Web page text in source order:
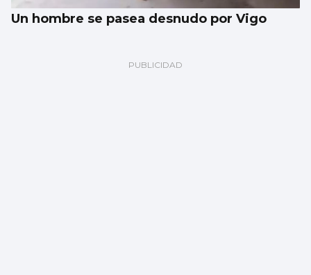
Un hombre se pasea desnudo por Vigo